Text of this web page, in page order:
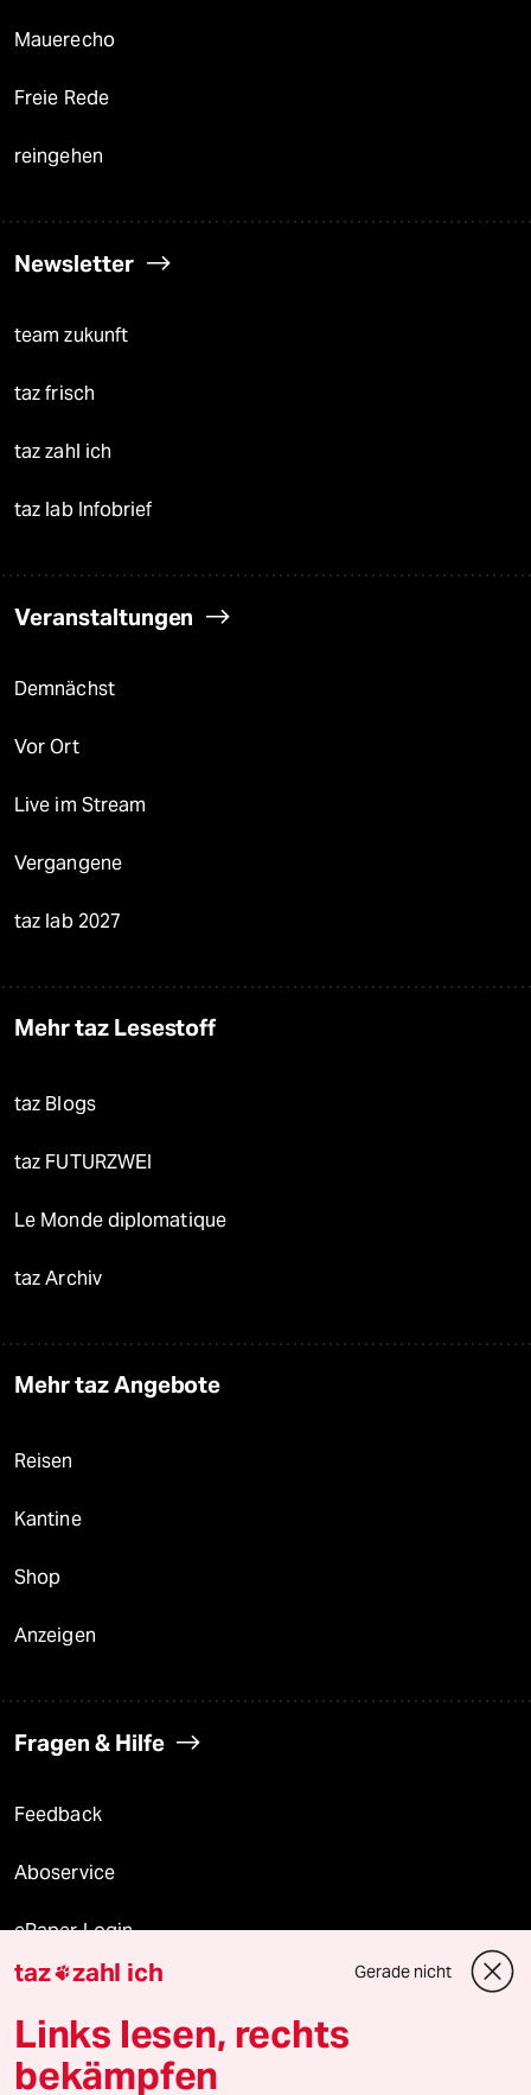
Mauerecho
Freie Rede
reingehen
Newsletter
team zukunft
taz frisch
taz zahl ich
taz lab Infobrief
Veranstaltungen
Demnächst
Vor Ort
Live im Stream
Vergangene
taz lab 2027
Mehr taz Lesestoff
taz Blogs
taz FUTURZWEI
Le Monde diplomatique
taz Archiv
Mehr taz Angebote
Reisen
Kantine
Shop
Anzeigen
Fragen & Hilfe
Feedback
Aboservice
ePaper Login
Downloads für Abonnierende
taz zahl ich Gerade nicht
Links lesen, rechts
bekämpfen